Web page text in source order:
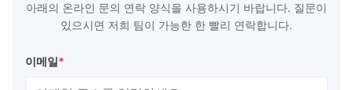
아래의 온라인 문의 연락 양식을 사용하시기 바랍니다. 질문이
있으시면 저희 팀이 가능한 한 빨리 연락합니다.
이메일*